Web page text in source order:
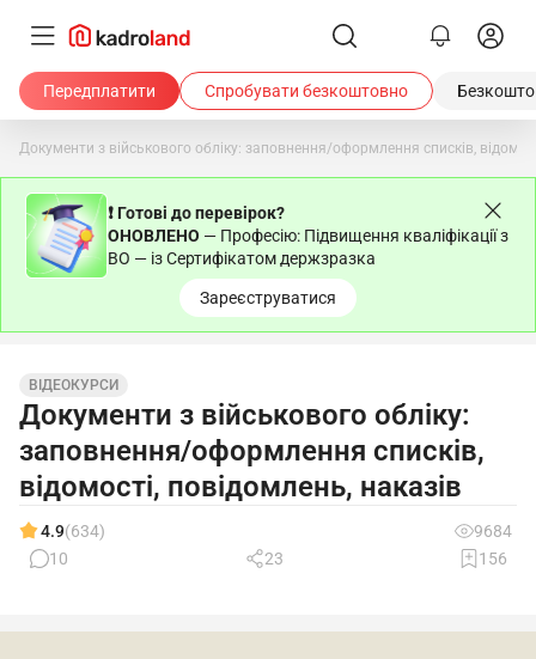
Передплатити Спробувати безкоштовно
Документи з військового обліку: заповнення/оформлення списків,
❗ Готові до перевірок?
ОНОВЛЕНО — Професію: Підвищення кваліфікації з
ВО — із Сертифікатом держзразка
Зареєструватися
ВІДЕОКУРСИ
Документи з військового обліку:
заповнення/оформлення списків,
відомості, повідомлень, наказів
4.9(634)
9684
10
23 156